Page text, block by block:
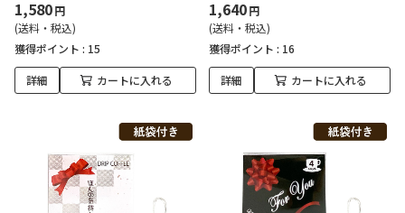
1,580円
(送料・税込)
獲得ポイント : 15
詳細 カートに入れる
1,640円
(送料・税込)
獲得ポイント : 16
詳細 カートに入れる